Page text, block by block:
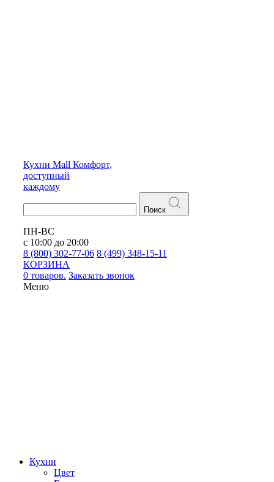
Кухни Mall Комфорт,
доступный
каждому
Поиск
ПН-ВС
с 10:00 до 20:00
8 (800) 302-77-06 8 (499) 348-15-11
КОРЗИНА
0 товаров. Заказать звонок
Меню
Кухни
Цвет